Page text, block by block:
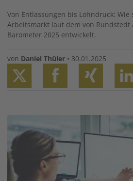
Von Entlassungen bis Lohndruck: Wie
Arbeitsmarkt laut dem von Rundstedt
Barometer 2025 entwickelt.
von Daniel Thüler • 30.01.2025